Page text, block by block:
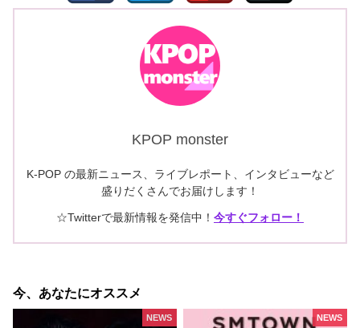
KPOP monster
K-POP の最新ニュース、ライブレポート、インタビューなど
盛りだくさんでお届けします！
☆Twitterで最新情報を発信中！ 今すぐフォロー！
今、あなたにオススメ
NEWS NEWS